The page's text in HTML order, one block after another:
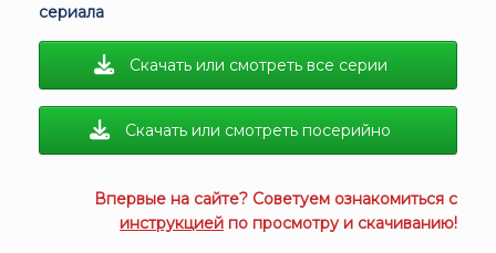
сериала
Скачать или смотреть все серии
Скачать или смотреть посерийно
Впервые на сайте? Советуем ознакомиться с
инструкцией по просмотру и скачиванию!